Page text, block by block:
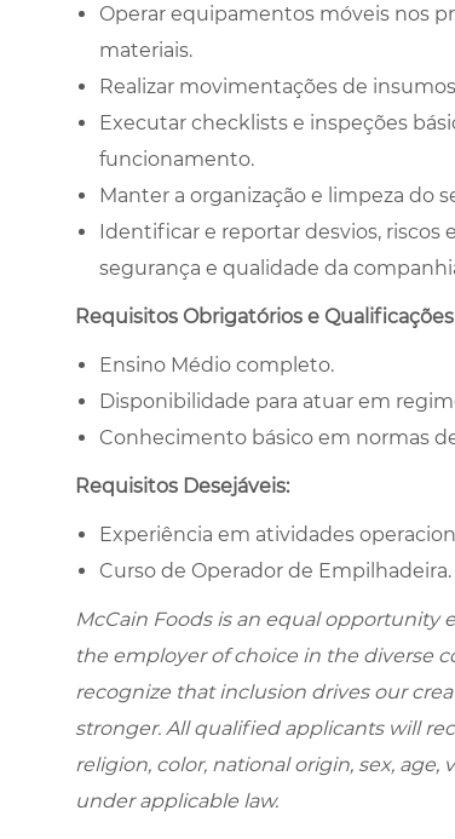
Operar equipamentos móveis nos
materiais.
Realizar movimentações de
Executar checklists e inspeções
funcionamento.
Manter a organização e limpeza do
Identificar e reportar desvios, riscos
segurança e qualidade da
Requisitos Obrigatórios e Qualificações
Ensino Médio completo.
Disponibilidade para atuar em
Conhecimento básico em normas
Requisitos Desejáveis:
Experiência em atividades
Curso de Operador de Empilhadeira.
McCain Foods is an equal opportunity
the employer of choice in the diverse
recognize that inclusion drives our
stronger. All qualified applicants will
religion, color, national origin, sex,
under applicable law.